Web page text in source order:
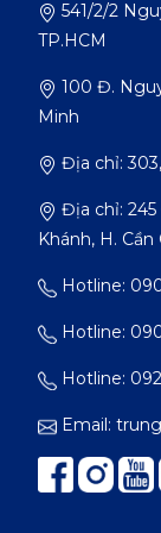
541/2/2
TP.HCM
100 Đ.
Minh
Địa chỉ:
Địa chỉ:
Khánh, H. Cần
Hotline:
Hotline:
Hotline:
Email: